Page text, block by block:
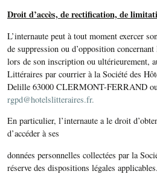
Droit d’accès, de rectification, de
L’internaute peut à tout moment exercer
de suppression ou d’opposition
lors de son inscription ou ultérieurement,
Littéraires par courrier à la Société des
Delille 63000 CLERMONT-FERRAND
rgpd@hotelslitteraires.fr.
En particulier, l’internaute a le droit
d’accéder à ses
données personnelles collectées par la
réserve des dispositions légales applicables.